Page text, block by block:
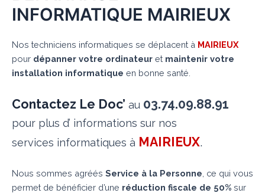
INFORMATIQUE MAIRIEUX
Nos techniciens informatiques se déplacent à MAIRIEUX
pour dépanner votre ordinateur et maintenir votre
installation informatique en bonne santé.
Contactez Le Doc’ au 03.74.09.88.91
pour plus d’ informations sur nos
services informatiques à MAIRIEUX.
Nous sommes agréés Service à la Personne , ce qui vous
permet de bénéficier d’une réduction fiscale de 50% sur